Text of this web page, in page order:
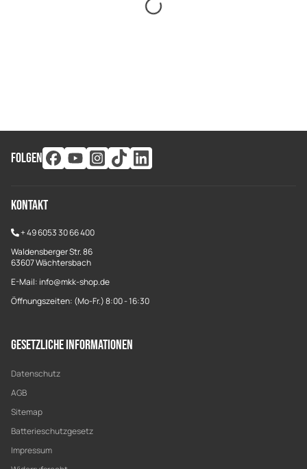
FOLGEN
Kontakt
+49 6053 30 66 400
Waldensberger Str. 86
63607 Wächtersbach
E-Mail: info@mkk-shop.de
Öffnungszeiten: (Mo-Fr.) 8:00 - 16:30
Gesetzliche Informationen
Datenschutz
AGB
Sitemap
Batterieschutzgesetz
Impressum